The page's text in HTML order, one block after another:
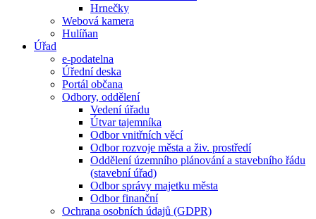
Hrnečky
Webová kamera
Hulíňan
Úřad
e-podatelna
Úřední deska
Portál občana
Odbory, oddělení
Vedení úřadu
Útvar tajemníka
Odbor vnitřních věcí
Odbor rozvoje města a živ. prostředí
Oddělení územního plánování a stavebního řádu
(stavební úřad)
Odbor správy majetku města
Odbor finanční
Ochrana osobních údajů (GDPR)